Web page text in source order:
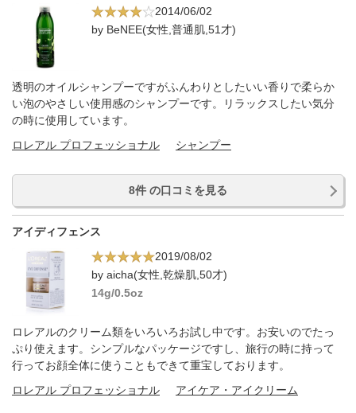
2014/06/02
by BeNEE(女性,普通肌,51才)
透明のオイルシャンプーですがふんわりとしたいい香りで柔らか
い泡のやさしい使用感のシャンプーです。リラックスしたい気分
の時に使用しています。
ロレアル プロフェッショナル
シャンプー
8件 の口コミを見る
アイディフェンス
2019/08/02
by aicha(女性,乾燥肌,50才)
14g/0.5oz
ロレアルのクリーム類をいろいろお試し中です。お安いのでたっ
ぷり使えます。シンプルなパッケージですし、旅行の時に持って
行ってお顔全体に使うこともできて重宝しております。
ロレアル プロフェッショナル
アイケア・アイクリーム